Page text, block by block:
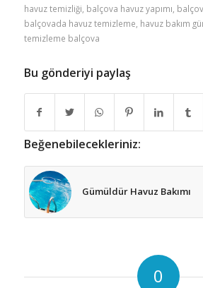
havuz temizliği balçova havuz yapımı
balçovada havuz temizleme havuz bakım
temizleme balçova
Bu gönderiyi paylaş
Beğenebilecekleriniz:
Gümüldür Havuz Bakımı
0